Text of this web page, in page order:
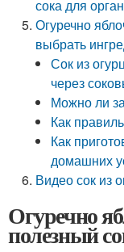
сока для
Огуречно
выбрать
Сок из
через
Можно ли
Как
Как
домашних
Видео сок из
Огуречно
полезный